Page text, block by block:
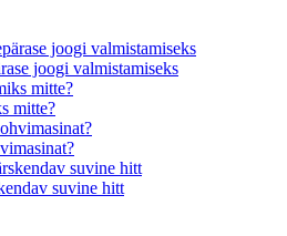
joogi valmistamiseks
mitte?
suvine hitt